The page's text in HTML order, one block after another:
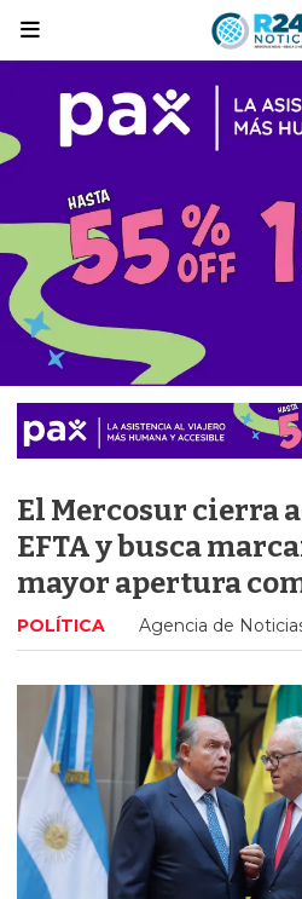
El Mercosur cierra
EFTA y busca
mayor apertura
POLÍTICA Agencia de